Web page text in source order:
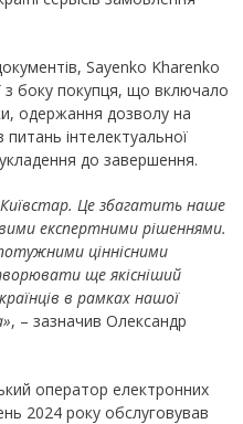
Sayenko Kharenko
з боку покупця, що включало
одержання дозволу на
інтелектуальної
до завершення.
Це збагатить наше
експертними рішеннями.
ціннісними
ще якісніший
в рамках нашої
, – зазначив Олександр
оператор електронних
2024 року обслуговував